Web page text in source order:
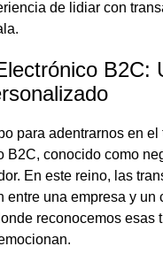
de lidiar con
B2C:
para adentrarnos en el
B2C, conocido como
En este reino, las
entre una empresa y un
reconocemos esas